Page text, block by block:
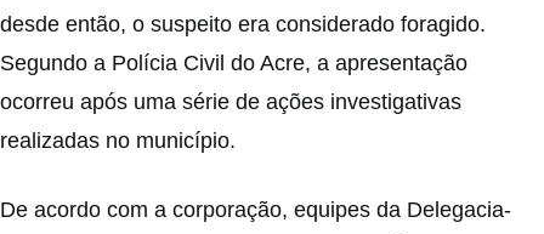
desde então, o suspeito era considerado foragido.
Segundo a Polícia Civil do Acre, a apresentação
ocorreu após uma série de ações investigativas
realizadas no município.
De acordo com a corporação, equipes da Delegacia-